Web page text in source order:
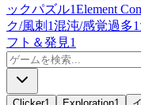
ックパズル1Element
ク/風刺 1混沌/感覚過多1
フト＆発見1